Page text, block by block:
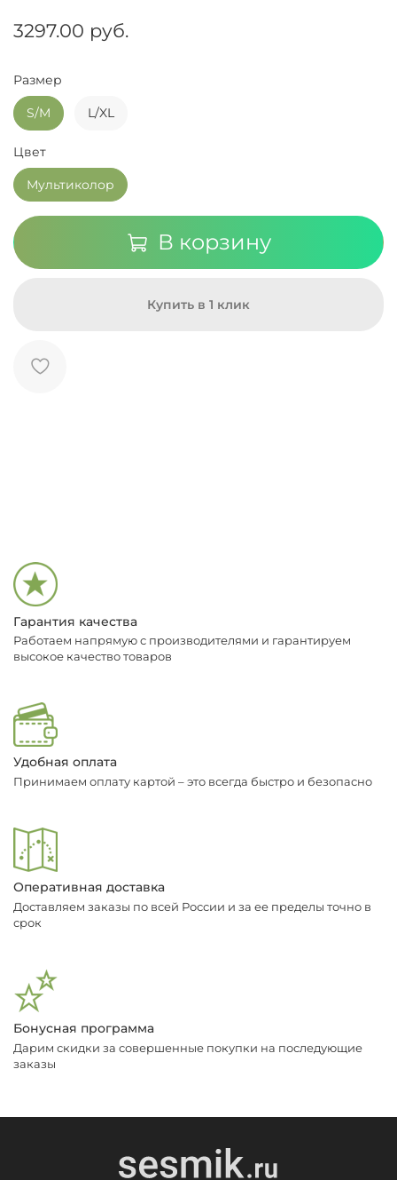
3297.00 руб.
В корзину
Купить в 1 клик
Размер
S/M L/XL
Цвет
Мультиколор
Гарантия качества
Работаем напрямую с производителями и гарантируем
высокое качество товаров
Удобная оплата
Принимаем оплату картой – это всегда быстро и безопасно
Оперативная доставка
Доставляем заказы по всей России и за ее пределы точно в
срок
Бонусная программа
Дарим скидки за совершенные покупки на последующие
заказы